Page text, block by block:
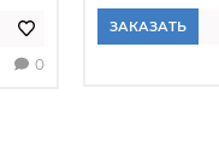
0
ЗАКАЗАТЬ